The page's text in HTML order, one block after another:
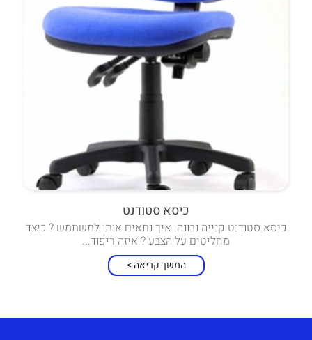
כיסא סטודנט
כיסא סטודנט קנייה נבונה. איך נתאים אותו למשתמש ? כיצד
מחליטים על הצבע ? איזה ריפוד...
המשך קריאה >